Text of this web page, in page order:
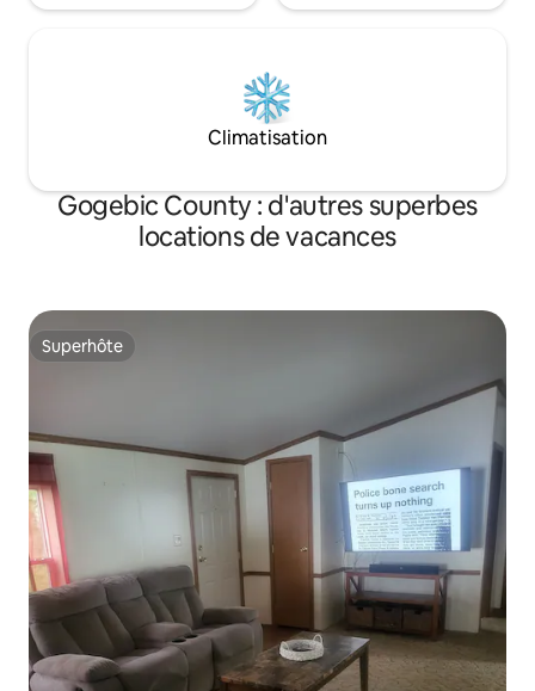
Climatisation
Gogebic County : d'autres superbes
locations de vacances
Superhôte
Superhôte